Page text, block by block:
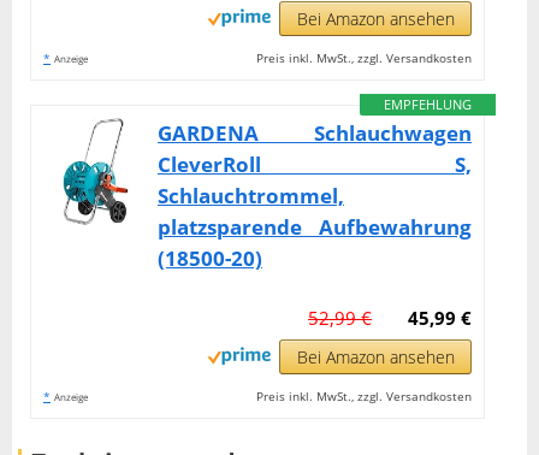
Bei Amazon ansehen
* Anzeige Preis inkl. MwSt., zzgl. Versandkosten
EMPFEHLUNG
GARDENA Schlauchwagen
CleverRoll S,
Schlauchtrommel,
platzsparende Aufbewahrung
(18500-20)
45,99 €
52,99 €
Bei Amazon ansehen
* Anzeige Preis inkl. MwSt., zzgl. Versandkosten